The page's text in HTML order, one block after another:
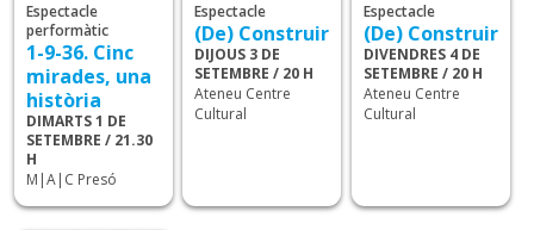
Espectacle
performàtic
1-9-36. Cinc
mirades, una
història
DIMARTS 1 DE
SETEMBRE / 21.30
H
M|A|C Presó
Espectacle
(De) Construir
DIJOUS 3 DE
SETEMBRE / 20 H
Ateneu Centre
Cultural
Espectacle
(De) Construir
DIVENDRES 4 DE
SETEMBRE / 20 H
Ateneu Centre
Cultural